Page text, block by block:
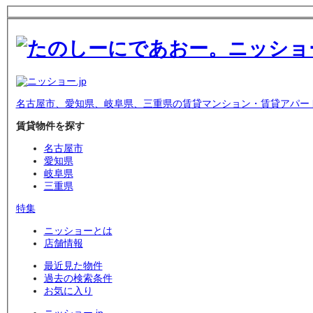
名古屋市、愛知県、岐阜県、三重県の賃貸マンション・賃貸アパー
賃貸物件を探す
名古屋市
愛知県
岐阜県
三重県
特集
ニッショーとは
店舗情報
最近見た物件
過去の検索条件
お気に入り